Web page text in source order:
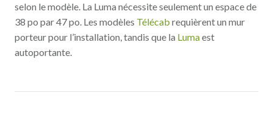
selon le modèle. La Luma nécessite seulement un espace de
38 po par 47 po. Les modèles Télécab requièrent un mur
porteur pour l’installation, tandis que la Lumaest
autoportante.